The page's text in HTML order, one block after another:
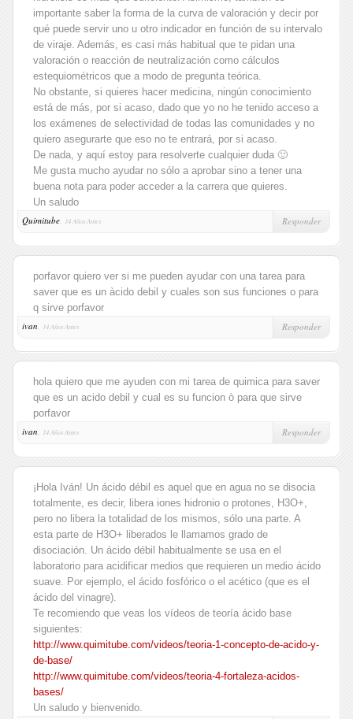
importante saber la forma de la curva de valoración y decir por
qué puede servir uno u otro indicador en función de su intervalo
de viraje. Además, es casi más habitual que te pidan una
valoración o reacción de neutralización como cálculos
estequiométricos que a modo de pregunta teórica.
No obstante, si quieres hacer medicina, ningún conocimiento
está de más, por si acaso, dado que yo no he tenido acceso a
los exámenes de selectividad de todas las comunidades y no
quiero asegurarte que eso no te entrará, por si acaso.
De nada, y aquí estoy para resolverte cualquier duda 🙂
Me gusta mucho ayudar no sólo a aprobar sino a tener una
buena nota para poder acceder a la carrera que quieres.
Un saludo
Quimitube, 14 Años Antes Responder
porfavor quiero ver si me pueden ayudar con una tarea para
saver que es un àcido debil y cuales son sus funciones o para
q sirve porfavor
ivan, 14 Años Antes Responder
hola quiero que me ayuden con mi tarea de quimica para saver
que es un acido debil y cual es su funcion ò para que sirve
porfavor
ivan, 14 Años Antes Responder
¡Hola Iván! Un ácido débil es aquel que en agua no se disocia
totalmente, es decir, libera iones hidronio o protones, H3O+,
pero no libera la totalidad de los mismos, sólo una parte. A
esta parte de H3O+ liberados le llamamos grado de
disociación. Un ácido débil habitualmente se usa en el
laboratorio para acidificar medios que requieren un medio ácido
suave. Por ejemplo, el ácido fosfórico o el acético (que es el
ácido del vinagre).
Te recomiendo que veas los vídeos de teoría ácido base
siguientes:
http://www.quimitube.com/videos/teoria-1-concepto-de-acido-y-
de-base/
http://www.quimitube.com/videos/teoria-4-fortaleza-acidos-
bases/
Un saludo y bienvenido.